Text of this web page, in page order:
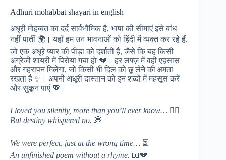
Adhuri mohabbat shayari in english
अधूरी मोहब्बत का दर्द सार्वभौमिक है, भाषा की सीमाएं इसे बांध
नहीं पातीं 🌍। यहाँ हम उन भावनाओं को हिंदी में व्यक्त कर रहे हैं,
जो एक अधूरे प्यार की पीड़ा को दर्शाती हैं, जैसे कि यह किसी
अंग्रेजी शायरी में पिरोया गया हो 💔। हर लफ्ज़ में वही एहसास
और गहरापन मिलेगा, जो किसी भी दिल को छू लेने की क्षमता
रखता है ✨। अपनी अधूरी दास्तान को इन शब्दों में महसूस करें
और सुकून पाएं 💖।
I loved you silently, more than you’ll ever know… 😶‍🌫️
But destiny whispered no. 💭
We were perfect, just at the wrong time… ⏳
An unfinished poem without a rhyme. 📖💔